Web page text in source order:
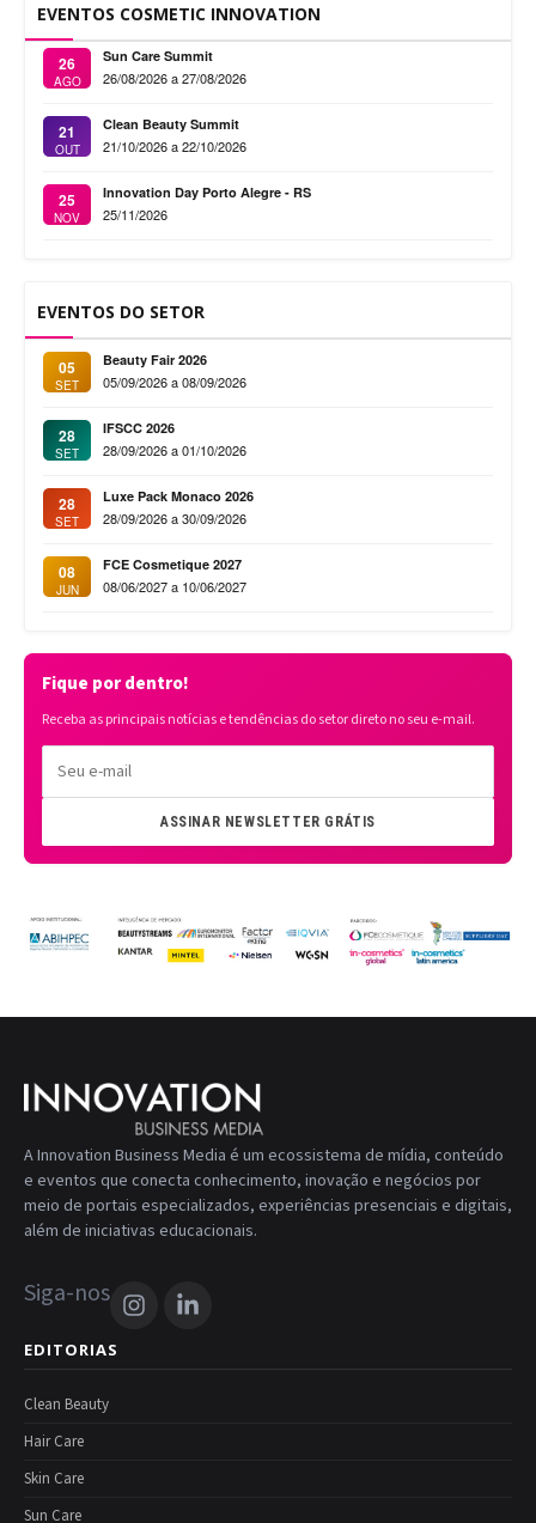
EVENTOS COSMETIC INNOVATION
26
AGO
Sun Care Summit
26/08/2026 a 27/08/2026
21
OUT
Clean Beauty Summit
21/10/2026 a 22/10/2026
25
NOV
Innovation Day Porto Alegre - RS
25/11/2026
EVENTOS DO SETOR
05
SET
Beauty Fair 2026
05/09/2026 a 08/09/2026
28
SET
IFSCC 2026
28/09/2026 a 01/10/2026
28
SET
Luxe Pack Monaco 2026
28/09/2026 a 30/09/2026
08
JUN
FCE Cosmetique 2027
08/06/2027 a 10/06/2027
Fique por dentro!
Receba as principais notícias e tendências do setor direto no seu e-mail.
ASSINAR NEWSLETTER GRÁTIS
A Innovation Business Media é um ecossistema de mídia, conteúdo
e eventos que conecta conhecimento, inovação e negócios por
meio de portais especializados, experiências presenciais e digitais,
além de iniciativas educacionais.
Siga-nos
EDITORIAS
Clean Beauty
Hair Care
Skin Care
Sun Care